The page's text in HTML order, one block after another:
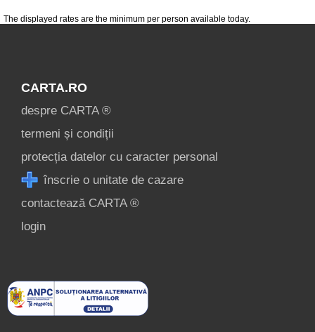
The displayed rates are the minimum per person available today.
CARTA.RO
despre CARTA ®
termeni și condiții
protecția datelor cu caracter personal
înscrie o unitate de cazare
contactează CARTA ®
login